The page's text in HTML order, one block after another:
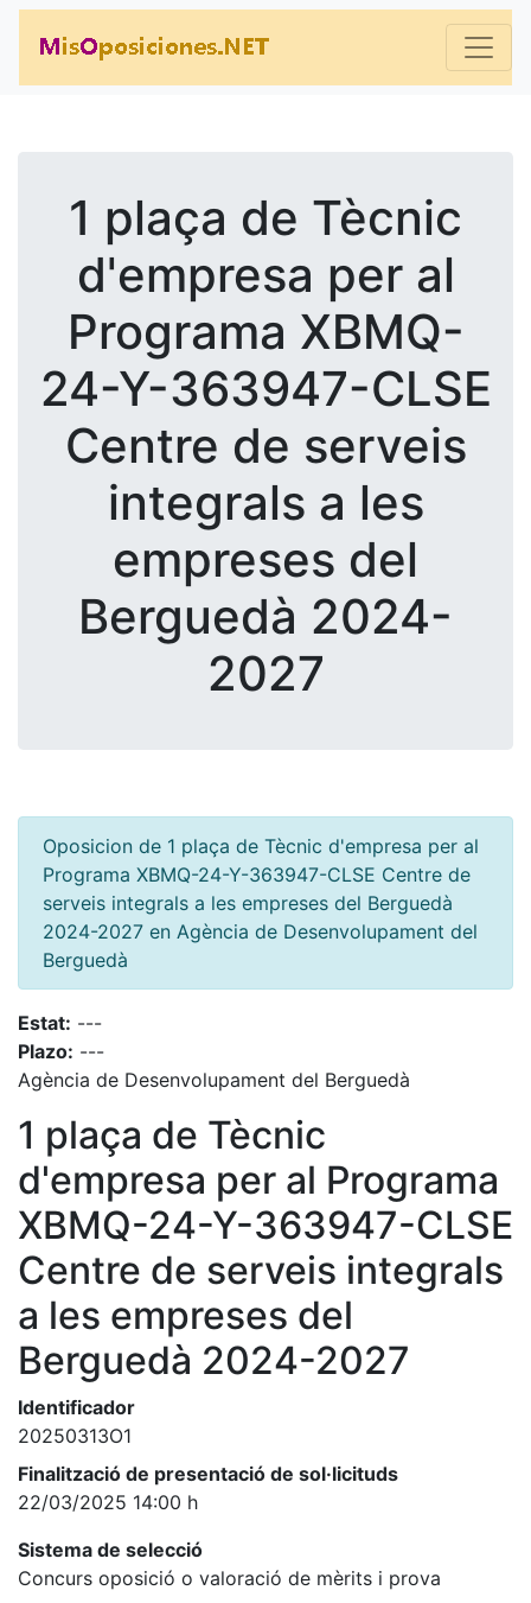
1 plaça de Tècnic
d'empresa per al
Programa XBMQ-
24-Y-363947-CLSE
Centre de serveis
integrals a les
empreses del
Berguedà 2024-
2027
Oposicion de 1 plaça de Tècnic d'empresa per al
Programa XBMQ-24-Y-363947-CLSE Centre de
serveis integrals a les empreses del Berguedà
2024-2027 en Agència de Desenvolupament del
Berguedà
Estat: ---
Plazo: ---
Agència de Desenvolupament del Berguedà
1 plaça de Tècnic
d'empresa per al Programa
XBMQ-24-Y-363947-CLSE
Centre de serveis integrals
a les empreses del
Berguedà 2024-2027
Identificador
20250313O1
Finalització de presentació de sol·licituds
22/03/2025 14:00 h
Sistema de selecció
Concurs oposició o valoració de mèrits i prova